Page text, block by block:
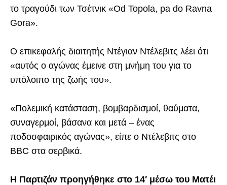
το τραγούδι των Τσέτνικ «Od Topola, pa do Ravna
Gora».
Ο επικεφαλής διαιτητής Ντέγιαν Ντέλεβιτς λέει ότι
«αυτός ο αγώνας έμεινε στη μνήμη του για το
υπόλοιπο της ζωής του».
«Πολεμική κατάσταση, βομβαρδισμοί, θαύματα,
συναγερμοί, βάσανα και μετά – ένας
ποδοσφαιρικός αγώνας», είπε ο Ντέλεβιτς στο
BBC στα σερβικά.
Η Παρτιζάν προηγήθηκε στο 14′ μέσω του Ματέι